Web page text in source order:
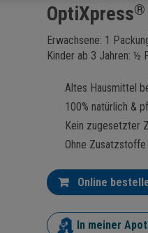
OptiXpress®
Erwachsene: 1
Kinder ab 3 Jahren: ½
Altes Hausmittel
100% natürlich &
Kein zugesetzter
Ohne Zusatzstoffe
Online
In meiner